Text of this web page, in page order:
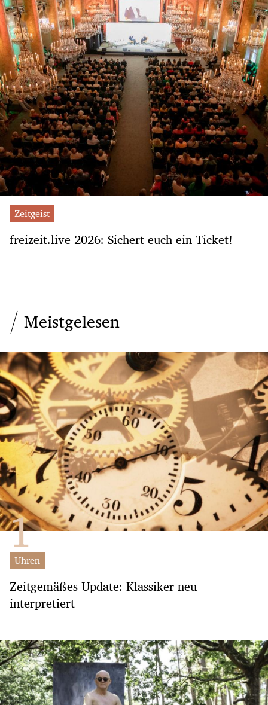
Zeitgeist
freizeit.live 2026: Sichert euch ein Ticket!
Meistgelesen
Uhren
Zeitgemäßes Update: Klassiker neu
interpretiert